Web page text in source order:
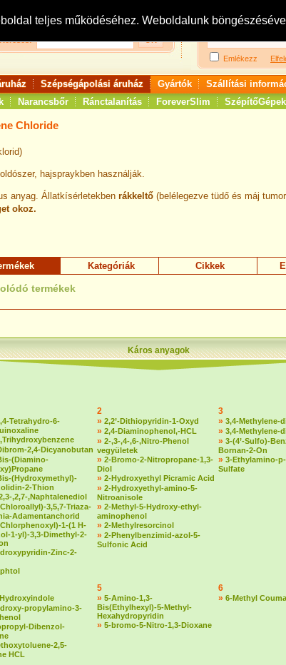
teljes működéséhez. Weboldalunk
Keresés:
Bejelentkezés:
Emlékezz
Szépségápolási áruház Gyártók
Szállítási
Narancsbőr Ránctalanítás ForeverSlim SzépítőGépek
Chloride
hajspraykben használják.
anyag. Állatkísérletekben rákkeltő (belélegezve tüdő és máj
okoz.
Kategóriák Cikkek
termékek
Káros anyagok
Tetrahydro-6-
2,4-Dicyanobutan
(Diamino-
(Hydroxymethyl)-
2-Thion
,2,7-,Naphtalenediol
3,5,7-Triaza-
Adamentanchorid
1-(1 H-
1-yl)-3,3-Dimethyl-2-
Zinc-2-
2
» 2,2’-Dithiopyridin-1-Oxyd
» 2,4-Diaminophenol,-HCL
» 2-,3-,4-,6-,Nitro-Phenol
vegyületek
» 2-Bromo-2-Nitropropane-1,3-
Diol
» 2-Hydroxyethyl Picramic Acid
» 2-Hydroxyethyl-amino-5-
Nitroanisole
» 2-Methyl-5-Hydroxy-ethyl-
aminophenol
» 2-Methylresorcinol
» 2-Phenylbenzimid-azol-5-
Sulfonic Acid
3
» 3,4-Methylene-
» 3,4-Methylene-
» 3-(4’-Sulfo)-
Bornan-2-On
» 3-Ethylamino-
Sulfate
propylamino-3-
Dibenzol-
2,5-
HCL
5
» 5-Amino-1,3-
Bis(Ethylhexyl)-5-Methyl-
Hexahydropyridin
» 5-bromo-5-Nitro-1,3-Dioxane
6
» 6-Methyl